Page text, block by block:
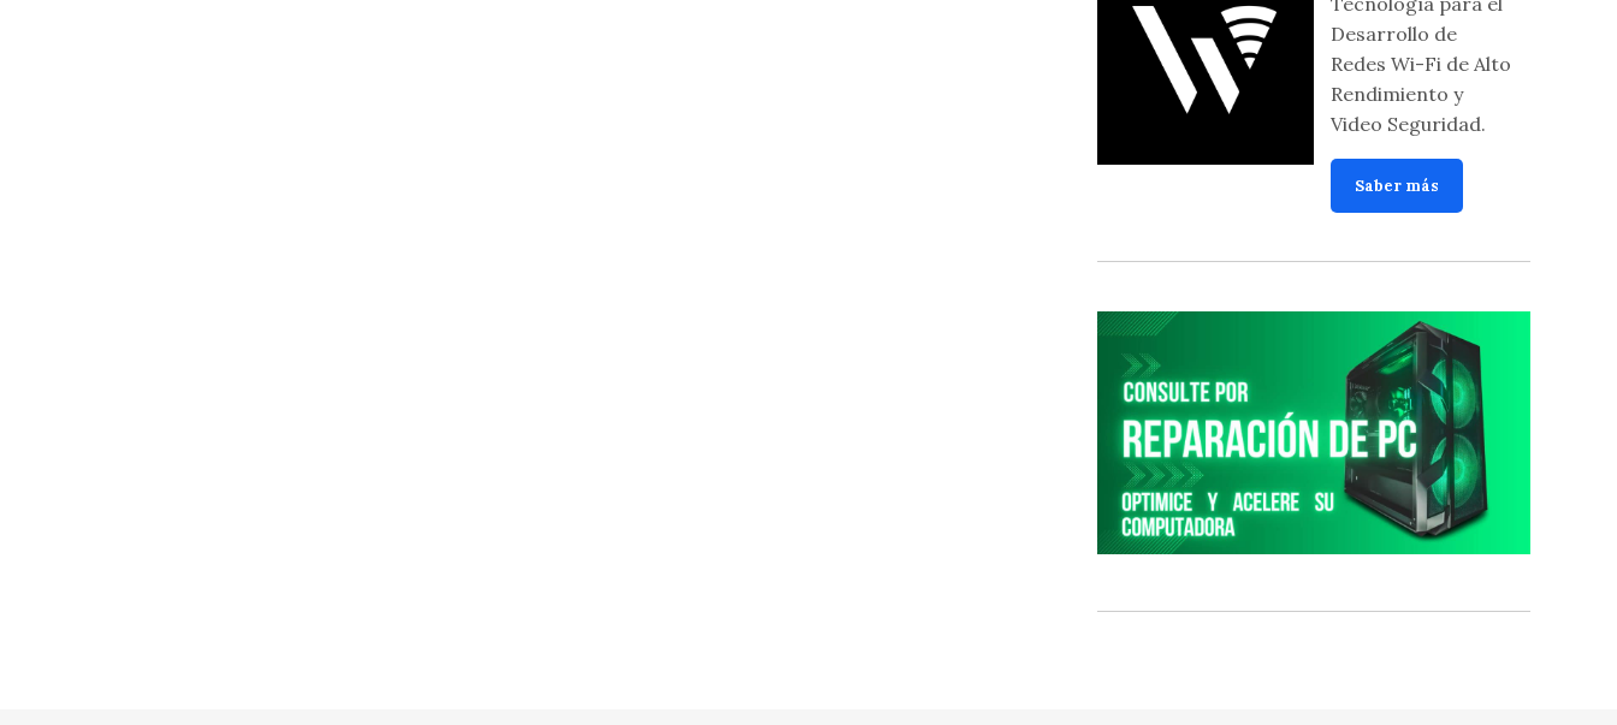
Desarrollo de
Redes Wi-Fi de Alto
Rendimiento y
Video Seguridad.
Saber más